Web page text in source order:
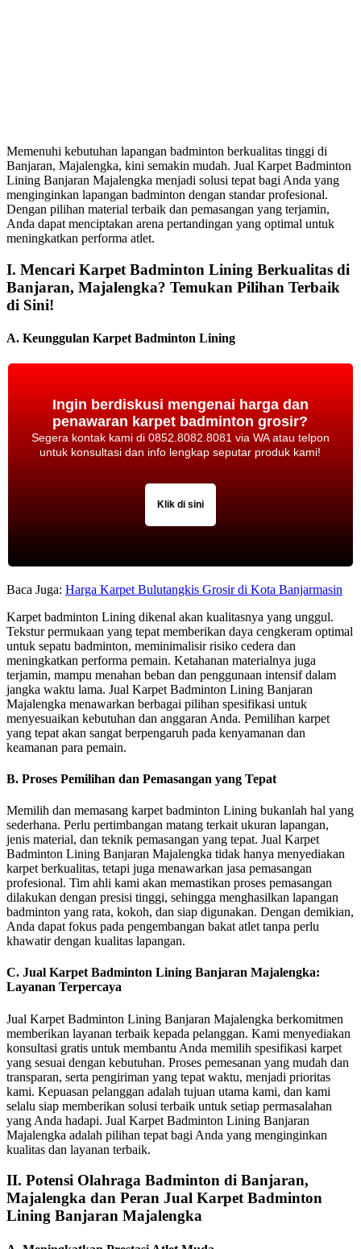
Memenuhi kebutuhan lapangan badminton berkualitas tinggi di
Banjaran, Majalengka, kini semakin mudah. Jual Karpet Badminton
Lining Banjaran Majalengka menjadi solusi tepat bagi Anda yang
menginginkan lapangan badminton dengan standar profesional.
Dengan pilihan material terbaik dan pemasangan yang terjamin,
Anda dapat menciptakan arena pertandingan yang optimal untuk
meningkatkan performa atlet.
I. Mencari Karpet Badminton Lining Berkualitas di
Banjaran, Majalengka? Temukan Pilihan Terbaik
di Sini!
A. Keunggulan Karpet Badminton Lining
Ingin berdiskusi mengenai harga dan
penawaran karpet badminton grosir?
Segera kontak kami di 0852.8082.8081 via WA atau telpon
untuk konsultasi dan info lengkap seputar produk kami!
Klik di sini
Baca Juga: Harga Karpet Bulutangkis Grosir di Kota Banjarmasin
Karpet badminton Lining dikenal akan kualitasnya yang unggul.
Tekstur permukaan yang tepat memberikan daya cengkeram optimal
untuk sepatu badminton, meminimalisir risiko cedera dan
meningkatkan performa pemain. Ketahanan materialnya juga
terjamin, mampu menahan beban dan penggunaan intensif dalam
jangka waktu lama. Jual Karpet Badminton Lining Banjaran
Majalengka menawarkan berbagai pilihan spesifikasi untuk
menyesuaikan kebutuhan dan anggaran Anda. Pemilihan karpet
yang tepat akan sangat berpengaruh pada kenyamanan dan
keamanan para pemain.
B. Proses Pemilihan dan Pemasangan yang Tepat
Memilih dan memasang karpet badminton Lining bukanlah hal yang
sederhana. Perlu pertimbangan matang terkait ukuran lapangan,
jenis material, dan teknik pemasangan yang tepat. Jual Karpet
Badminton Lining Banjaran Majalengka tidak hanya menyediakan
karpet berkualitas, tetapi juga menawarkan jasa pemasangan
profesional. Tim ahli kami akan memastikan proses pemasangan
dilakukan dengan presisi tinggi, sehingga menghasilkan lapangan
badminton yang rata, kokoh, dan siap digunakan. Dengan demikian,
Anda dapat fokus pada pengembangan bakat atlet tanpa perlu
khawatir dengan kualitas lapangan.
C. Jual Karpet Badminton Lining Banjaran Majalengka:
Layanan Terpercaya
Jual Karpet Badminton Lining Banjaran Majalengka berkomitmen
memberikan layanan terbaik kepada pelanggan. Kami menyediakan
konsultasi gratis untuk membantu Anda memilih spesifikasi karpet
yang sesuai dengan kebutuhan. Proses pemesanan yang mudah dan
transparan, serta pengiriman yang tepat waktu, menjadi prioritas
kami. Kepuasan pelanggan adalah tujuan utama kami, dan kami
selalu siap memberikan solusi terbaik untuk setiap permasalahan
yang Anda hadapi. Jual Karpet Badminton Lining Banjaran
Majalengka adalah pilihan tepat bagi Anda yang menginginkan
kualitas dan layanan terbaik.
II. Potensi Olahraga Badminton di Banjaran,
Majalengka dan Peran Jual Karpet Badminton
Lining Banjaran Majalengka